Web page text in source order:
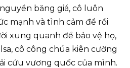
băng giá, cô luôn
mạnh và tình cảm để rồi
xung quanh để bảo vệ họ,
cô công chúa kiên cường
cứu vương quốc của mình.